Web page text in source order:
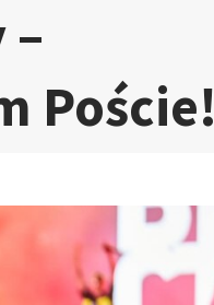
Poście!